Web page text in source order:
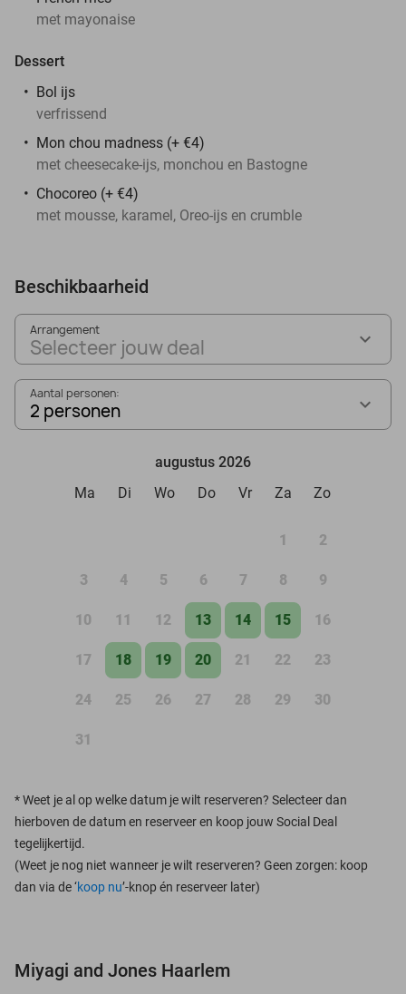
met mayonaise
Dessert
Bol ijs
verfrissend
Mon chou madness (+ €4)
met cheesecake-ijs, monchou en Bastogne
Chocoreo (+ €4)
met mousse, karamel, Oreo-ijs en crumble
Beschikbaarheid
Arrangement
Selecteer jouw deal
Aantal personen:
2 personen
augustus 2026
Ma
Di Wo Do Vr Za Zo
1 2
3 4 5 6 7 8 9
10 11 12 13 14 15 16
17 18 19 20 21 22 23
24 25 26 27 28 29 30
31
*Weet je al op welke datum je wilt reserveren? Selecteer dan
hierboven de datum en reserveer en koop jouw Social Deal
tegelijkertijd.
(Weet je nog niet wanneer je wilt reserveren? Geen zorgen: koop
dan via de ‘koop nu’-knop én reserveer later)
Miyagi and Jones Haarlem